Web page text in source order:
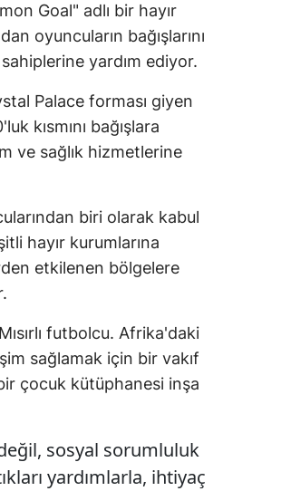
Goal" adlı bir hayır
oyuncuların bağışlarını
yardım ediyor.
Palace forması giyen
kısmını bağışlara
ve sağlık hizmetlerine
biri olarak kabul
hayır kurumlarına
etkilenen bölgelere
futbolcu. Afrika'daki
sağlamak için bir vakıf
çocuk kütüphanesi inşa
sosyal sorumluluk
yardımlarla, ihtiyaç